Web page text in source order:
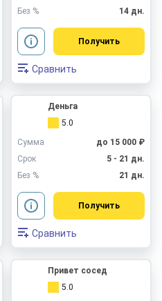
Без %
14 дн.
Получить
Сравнить
Деньга
5.0
Сумма
до 15 000 ₽
Срок
5 - 21 дн.
Без %
21 дн.
Получить
Сравнить
Привет сосед
5.0